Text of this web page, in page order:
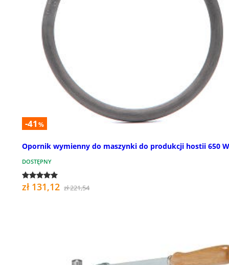
-41 %
Opornik wymienny do maszynki do produkcji hostii 650
DOSTĘPNY
zł 131,12 zł 221,54